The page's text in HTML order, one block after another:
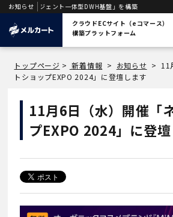
お知らせ
AIエージェント一体型DWH基盤」を構築
クラウドECサイト（eコマース）
構築プラットフォーム
トップページ > 新着情報 > お知らせ > 11
トショップEXPO 2024」に登壇します
11月6日（水）開催「
プEXPO 2024」に登